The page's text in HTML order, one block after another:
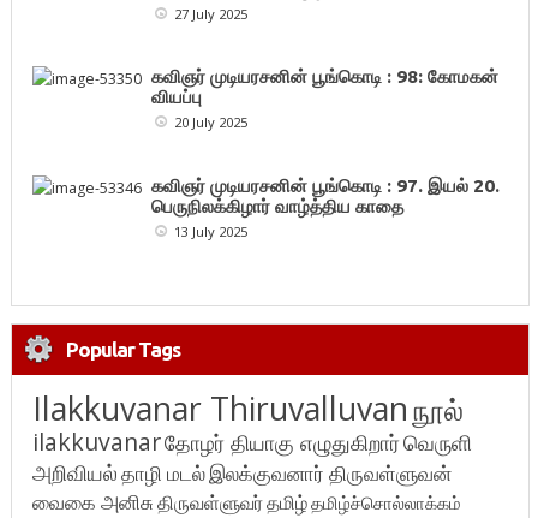
27 July 2025
கவிஞர் முடியரசனின் பூங்கொடி : 98: கோமகன்
வியப்பு
20 July 2025
கவிஞர் முடியரசனின் பூங்கொடி : 97. இயல் 20.
பெருநிலக்கிழார் வாழ்த்திய காதை
13 July 2025
Popular Tags
Ilakkuvanar Thiruvalluvanநூல்
ilakkuvanarதோழர் தியாகு எழுதுகிறார்வெருளி
அறிவியல்தாழி மடல்இலக்குவனார் திருவள்ளுவன்
வைகை அனிசுதிருவள்ளுவர்தமிழ்தமிழ்ச்சொல்லாக்கம்